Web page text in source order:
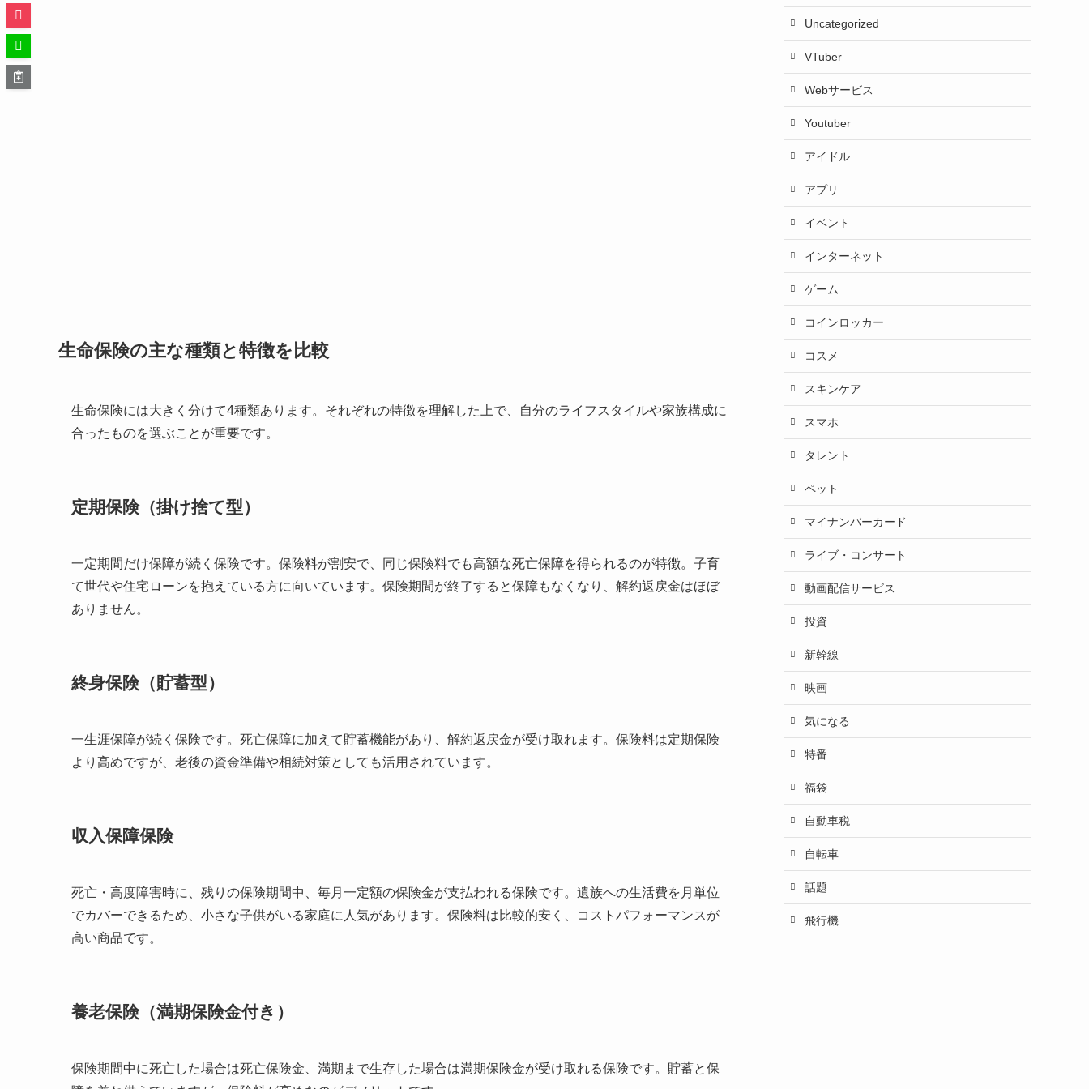
生命保険の主な種類と特徴を比較
生命保険には大きく分けて4種類あります。それぞれの特徴を理解した上で、自分のライフスタイルや家族構成に
合ったものを選ぶことが重要です。
定期保険（掛け捨て型）
一定期間だけ保障が続く保険です。保険料が割安で、同じ保険料でも高額な死亡保障を得られるのが特徴。子育
て世代や住宅ローンを抱えている方に向いています。保険期間が終了すると保障もなくなり、解約返戻金はほぼ
ありません。
終身保険（貯蓄型）
一生涯保障が続く保険です。死亡保障に加えて貯蓄機能があり、解約返戻金が受け取れます。保険料は定期保険
より高めですが、老後の資金準備や相続対策としても活用されています。
収入保障保険
死亡・高度障害時に、残りの保険期間中、毎月一定額の保険金が支払われる保険です。遺族への生活費を月単位
でカバーできるため、小さな子供がいる家庭に人気があります。保険料は比較的安く、コストパフォーマンスが
高い商品です。
養老保険（満期保険金付き）
保険期間中に死亡した場合は死亡保険金、満期まで生存した場合は満期保険金が受け取れる保険です。貯蓄と保
Uncategorized
VTuber
Webサービス
Youtuber
アイドル
アプリ
イベント
インターネット
ゲーム
コインロッカー
コスメ
スキンケア
スマホ
タレント
ペット
マイナンバーカード
ライブ・コンサート
動画配信サービス
投資
新幹線
映画
気になる
特番
福袋
自動車税
自転車
話題
飛行機